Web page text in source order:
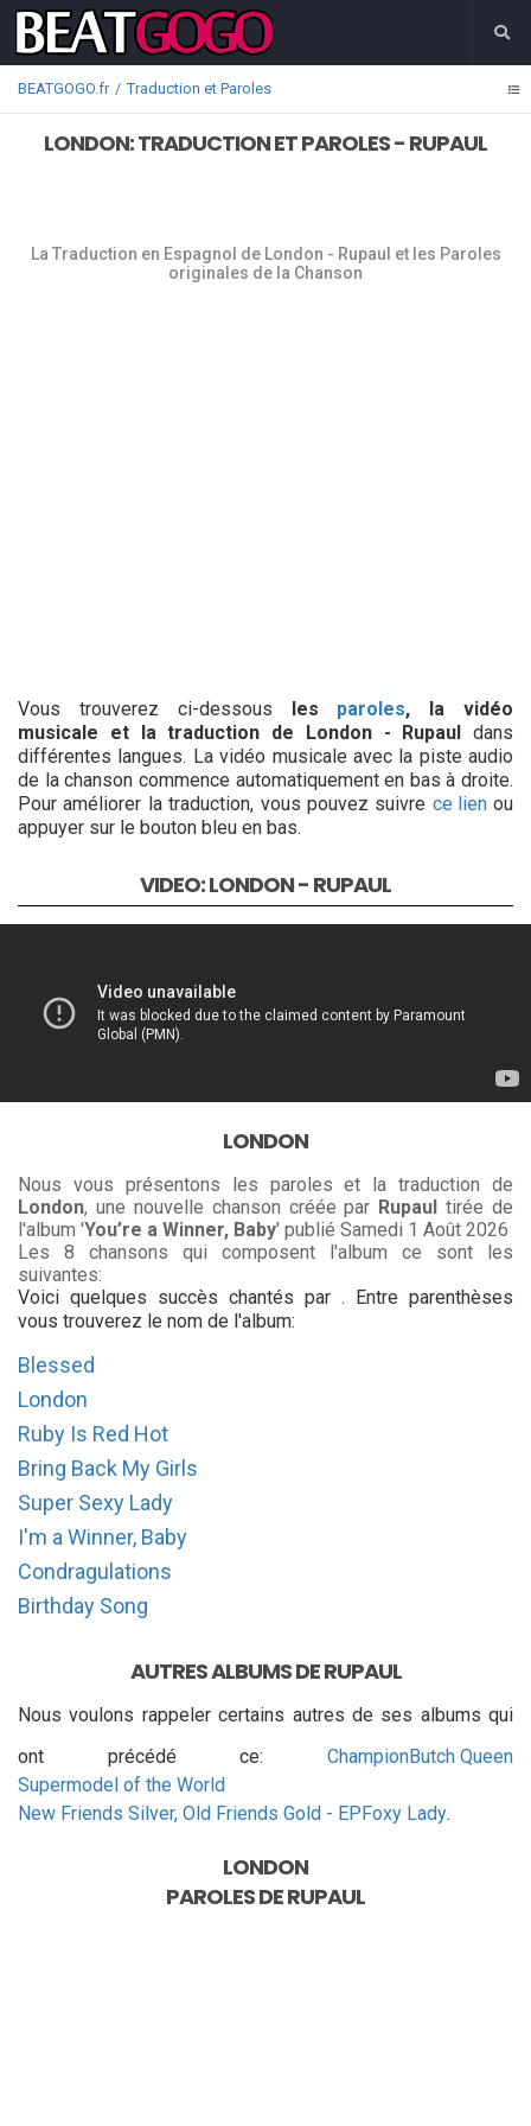
BEATGOGO.fr Traduction et Paroles
LONDON: TRADUCTION ET PAROLES - RUPAUL
La Traduction en Espagnol de London - Rupaul et les Paroles
originales de la Chanson
Vous trouverez ci-dessous les paroles, la vidéo
musicale et la traduction de London - Rupaul dans
différentes langues. La vidéo musicale avec la piste audio
de la chanson commence automatiquement en bas à droite.
Pour améliorer la traduction, vous pouvez suivre ce lienou
appuyer sur le bouton bleu en bas.
VIDEO: LONDON - RUPAUL
LONDON
Nous vous présentons les paroles et la traduction de
London, une nouvelle chanson créée par Rupaul tirée de
l'album 'You’re a Winner, Baby' publié Samedi 1 Août 2026
Les 8 chansons qui composent l'album ce sont les
suivantes:
Voici quelques succès chantés par . Entre parenthèses
vous trouverez le nom de l'album:
Blessed
London
Ruby Is Red Hot
Bring Back My Girls
Super Sexy Lady
I'm a Winner, Baby
Condragulations
Birthday Song
AUTRES ALBUMS DE RUPAUL
Nous voulons rappeler certains autres de ses albums qui
ont précédé ce: ChampionButch Queen
Supermodel of the World
New Friends Silver, Old Friends Gold - EPFoxy Lady.
LONDON
PAROLES DERUPAUL